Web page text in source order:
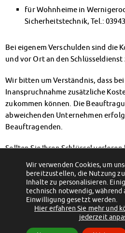
für Wohnheime in
Sicherheitstechnik, Tel.:
Bei eigenem Verschulden sind die
und vor Ort an den Schlüsseldienst
Wir bitten um Verständnis, dass
Inanspruchnahme zusätzliche
zukommen können. Die
abweichenden Unternehmen
Beauftragenden.
Sollten Sie Ihren Schlüssel verloren
Sprechzeit. Es fallen Gebühren für
(c) 2012 - 2026 by Studentenwerk
Rechts
Wir verwenden Cookies, um
bereitzustellen, die Nutzung
Inhalte zu personalisieren.
technisch notwendig, während
Einwilligung gesetzt werden.
Hier erfahren Sie mehr und
jederzeit